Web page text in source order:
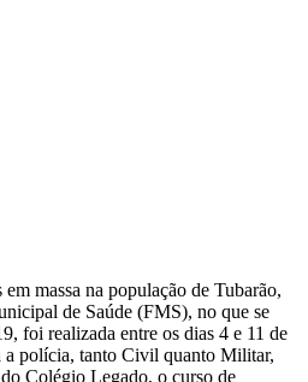
em massa na população de Tubarão,
de Saúde (FMS), no que se
foi realizada entre os dias 4 e 11 de
a polícia, tanto Civil quanto Militar,
Colégio Legado, o curso de